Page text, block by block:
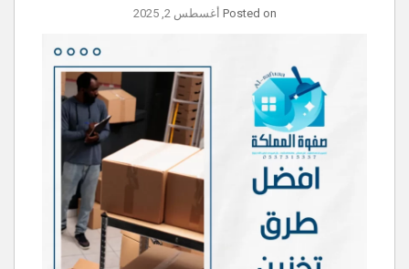
Posted on أغسطس 2, 2025